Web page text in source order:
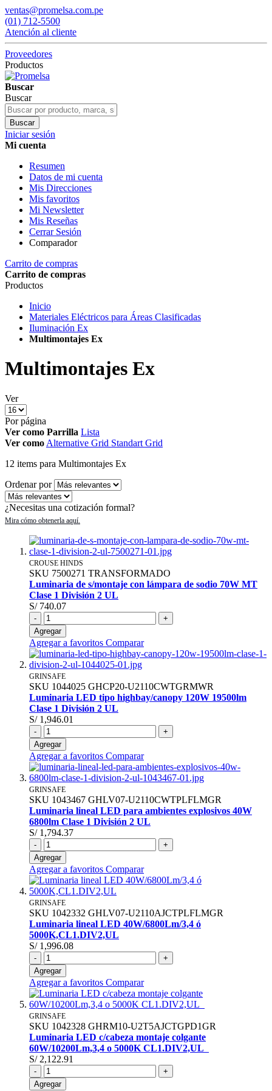
ventas@promelsa.com.pe
(01) 712-5500
Atención al cliente
Proveedores
Productos
Buscar
Buscar
Buscar
Iniciar sesión
Mi cuenta
Resumen
Datos de mi cuenta
Mis Direcciones
Mis favoritos
Mi Newsletter
Mis Reseñas
Cerrar Sesión
Comparador
Carrito de compras
Carrito de compras
Productos
Inicio
Materiales Eléctricos para Áreas Clasificadas
Iluminación Ex
Multimontajes Ex
Multimontajes Ex
Ver
Por página
Ver como Parrilla Lista
Ver como Alternative Grid Standart Grid
12 items para Multimontajes Ex
Ordenar por
¿Necesitas una cotización formal?
CROUSE HINDS
SKU 7500271 TRANSFORMADO
Luminaria de s/montaje con lámpara de sodio 70W MT
Clase 1 División 2 UL
S/ 740.07
-
+
Agregar
Agregar a favoritos Comparar
GRINSAFE
SKU 1044025 GHCP20-U2110CWTGRMWR
Luminaria LED tipo highbay/canopy 120W 19500lm
Clase 1 División 2 UL
S/ 1,946.01
-
+
Agregar
Agregar a favoritos Comparar
GRINSAFE
SKU 1043467 GHLV07-U2110CWTPLFLMGR
Luminaria lineal LED para ambientes explosivos 40W
6800lm Clase 1 División 2 UL
S/ 1,794.37
-
+
Agregar
Agregar a favoritos Comparar
GRINSAFE
SKU 1042332 GHLV07-U2110AJCTPLFLMGR
Luminaria lineal LED 40W/6800Lm/3,4 ó
5000K,CL1.DIV2,UL
S/ 1,996.08
-
+
Agregar
Agregar a favoritos Comparar
GRINSAFE
SKU 1042328 GHRM10-U2T5AJCTGPD1GR
Luminaria LED c/cabeza montaje colgante
60W/10200Lm,3,4 o 5000K CL1.DIV2,UL
S/ 2,122.91
-
+
Agregar